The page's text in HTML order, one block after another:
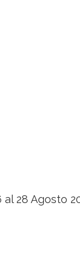
al 28 Agosto